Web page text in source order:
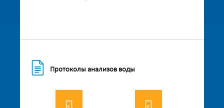
Протоколы анализов воды